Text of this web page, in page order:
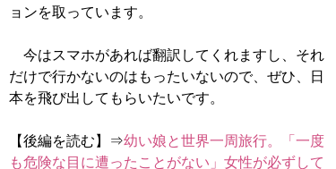
ョンを取っています。
今はスマホがあれば翻訳してくれますし、それ
だけで行かないのはもったいないので、ぜひ、日
本を飛び出してもらいたいです。
【後編を読む】⇒幼い娘と世界一周旅行。「一度
も危険な目に遭ったことがない」女性が必ずして